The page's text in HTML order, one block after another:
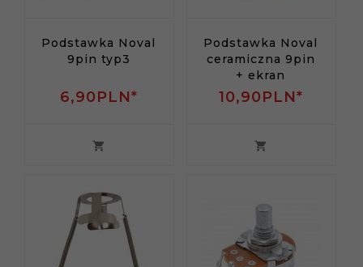
Podstawka Noval
9pin typ3
6,90PLN*
Podstawka Noval
ceramiczna 9pin
+ ekran
10,90PLN*